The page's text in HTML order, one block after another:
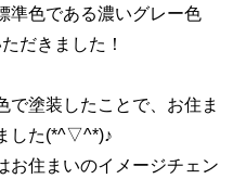
準色である濃いグレー色
だきました！
塗装したことで、お住ま
した(*^▽^*)♪
住まいのイメージチェン